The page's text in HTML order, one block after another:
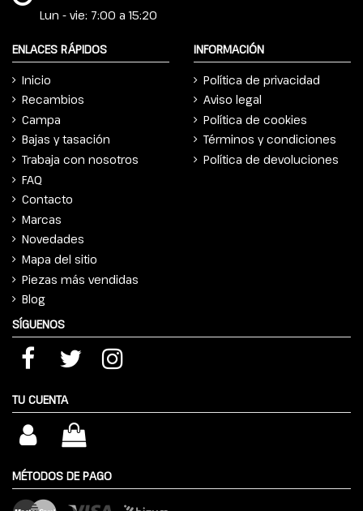
Lun - vie: 7:00 a 15:20
ENLACES RÁPIDOS
Inicio
Recambios
Campa
Bajas y tasación
Trabaja con nosotros
FAQ
Contacto
Marcas
Novedades
Mapa del sitio
Piezas más vendidas
Blog
INFORMACIÓN
Política de privacidad
Aviso legal
Política de cookies
Términos y condiciones
Política de devoluciones
SÍGUENOS
TU CUENTA
MÉTODOS DE PAGO